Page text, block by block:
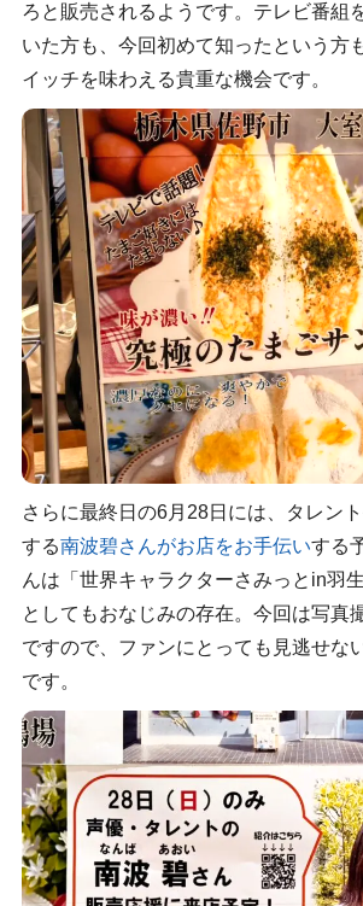
ろと販売されるようです。テレビ番組
いた方も、今回初めて知ったという方
イッチを味わえる貴重な機会です。
さらに最終日の6月28日には、タレン
する南波碧さんがお店をお手伝いする
んは「世界キャラクターさみっとin羽
としてもおなじみの存在。今回は写真
ですので、ファンにとっても見逃せな
です。